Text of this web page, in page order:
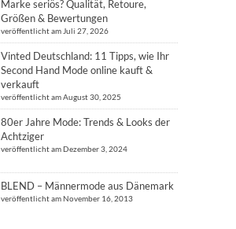
Marke seriös? Qualität, Retoure,
Größen & Bewertungen
veröffentlicht am Juli 27, 2026
Vinted Deutschland: 11 Tipps, wie Ihr
Second Hand Mode online kauft &
verkauft
veröffentlicht am August 30, 2025
80er Jahre Mode: Trends & Looks der
Achtziger
veröffentlicht am Dezember 3, 2024
BLEND – Männermode aus Dänemark
veröffentlicht am November 16, 2013